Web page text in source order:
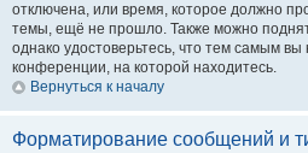
отключена, или время, которое должно
темы, ещё не прошло. Также можно
однако удостоверьтесь, что тем самым
конференции, на которой находитесь.
Вернуться к началу
Форматирование сообщений и